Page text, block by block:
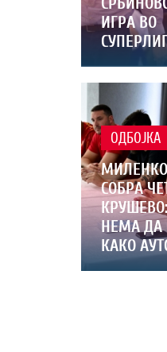
ИГРА ВО
ОДБОЈКА
СОБРА
НЕМА ДА
КАКО